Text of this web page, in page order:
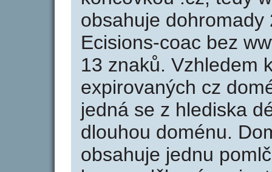
obsahuje
Ecisions-coac bez
13 znaků. Vzhledem
expirovaných cz
jedná se z hlediska
dlouhou doménu.
obsahuje jednu